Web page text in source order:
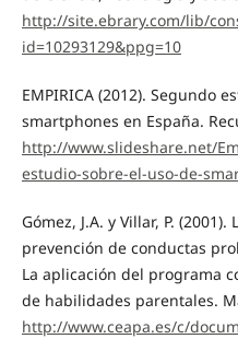
http://site.ebrary.com/lib/
id=10293129&ppg=10
EMPIRICA (2012). Segundo
smartphones en España.
http://www.slideshare.net/
estudio-sobre-el-uso-de-
Gómez, J.A. y Villar, P.
prevención de conductas
La aplicación del programa
de habilidades parentales.
http://www.ceapa.es/c/